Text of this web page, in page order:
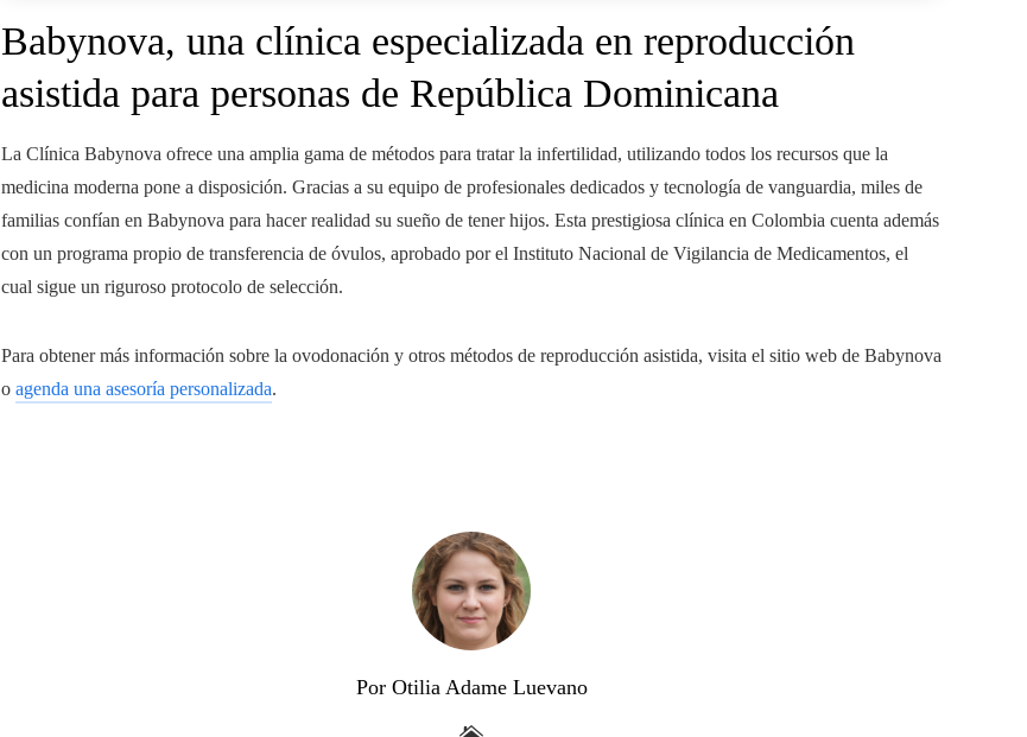
Babynova, una clínica especializada en reproducción
asistida para personas de República Dominicana
La Clínica Babynova ofrece una amplia gama de métodos para tratar la infertilidad, utilizando todos los recursos que la
medicina moderna pone a disposición. Gracias a su equipo de profesionales dedicados y tecnología de vanguardia, miles de
familias confían en Babynova para hacer realidad su sueño de tener hijos. Esta prestigiosa clínica en Colombia cuenta además
con un programa propio de transferencia de óvulos, aprobado por el Instituto Nacional de Vigilancia de Medicamentos, el
cual sigue un riguroso protocolo de selección.
Para obtener más información sobre la ovodonación y otros métodos de reproducción asistida, visita el sitio web de Babynova
o agenda una asesoría personalizada.
Por Otilia Adame Luevano